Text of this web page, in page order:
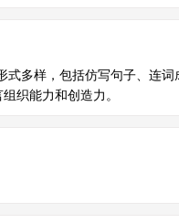
多样，包括仿写句子、连词
织能力和创造力。